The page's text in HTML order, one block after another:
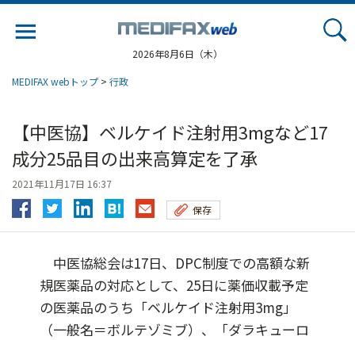
2026年8月6日（木）
MEDIFAX webトップ > 行政
【中医協】ベルケイド注射用3mgなど17
成分25品目の出来高算定を了承
2021年11月17日 16:37
保存
中医協総会は17日、DPC制度での高額な新
規医薬品の対応として、25日に薬価収載予定
の医薬品のうち「ベルケイド注射用3mg」
（一般名＝ボルテゾミブ）、「ダラキューロ